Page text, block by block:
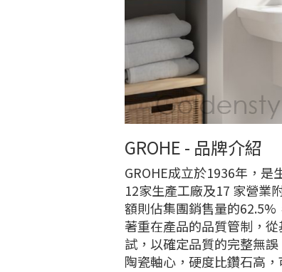
GROHE - 品牌介紹
GROHE成立於1936年，
12家生產工廠及17 家營業
額則佔集團銷售量的62.5%
著重在產品的品質管制，
試，以確定品質的完整無
陶瓷軸心，硬度比鑽石高